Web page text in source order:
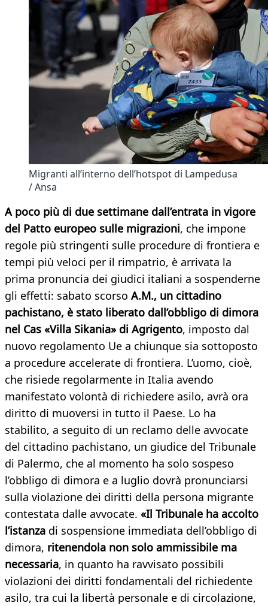
Migranti all’interno dell’hotspot di Lampedusa
/ Ansa
A poco più di due settimane dall’entrata in vigore
del Patto europeo sulle migrazioni, che impone
regole più stringenti sulle procedure di frontiera e
tempi più veloci per il rimpatrio, è arrivata la
prima pronuncia dei giudici italiani a sospenderne
gli effetti: sabato scorso A.M., un cittadino
pachistano, è stato liberato dall’obbligo di dimora
nel Cas «Villa Sikania» di Agrigento, imposto dal
nuovo regolamento Ue a chiunque sia sottoposto
a procedure accelerate di frontiera. L’uomo, cioè,
che risiede regolarmente in Italia avendo
manifestato volontà di richiedere asilo, avrà ora
diritto di muoversi in tutto il Paese. Lo ha
stabilito, a seguito di un reclamo delle avvocate
del cittadino pachistano, un giudice del Tribunale
di Palermo, che al momento ha solo sospeso
l’obbligo di dimora e a luglio dovrà pronunciarsi
sulla violazione dei diritti della persona migrante
contestata dalle avvocate. «Il Tribunale ha accolto
l’istanza di sospensione immediata dell’obbligo di
dimora, ritenendola non solo ammissibile ma
necessaria, in quanto ha ravvisato possibili
violazioni dei diritti fondamentali del richiedente
asilo, tra cui la libertà personale e di circolazione,